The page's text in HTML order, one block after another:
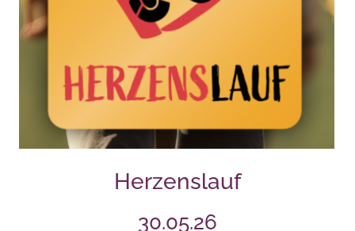
Herzenslauf
30.05.26